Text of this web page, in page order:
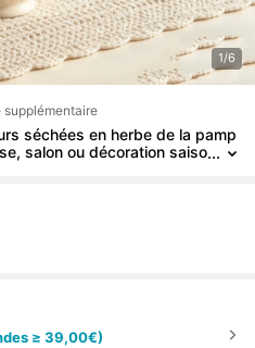
1/6
supplémentaire
séchées en herbe de la pamp
salon ou décoration saiso
≥ 39,00€)